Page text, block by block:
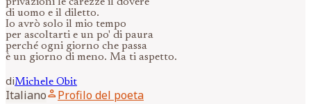
privazioni le carezze il dovere
di uomo e il diletto.
Io avrò solo il mio tempo
per ascoltarti e un po' di paura
perché ogni giorno che passa
è un giorno di meno. Ma ti aspetto.
diMichele Obit
Italianoperson Profilo del poeta